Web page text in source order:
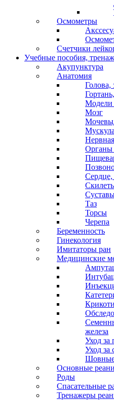
Осмометры
Счетчики
Учебные пособия,
Акупунктура
Анатомия
Голова,
Модели
Мозг
Органы
Сердце,
Таз
Торсы
Черепа
Беременность
Гинекология
Имитаторы ран
Медицинские
железа
Уход за
Уход за
Шовные
Основные
Роды
Спасательные
Тренажеры